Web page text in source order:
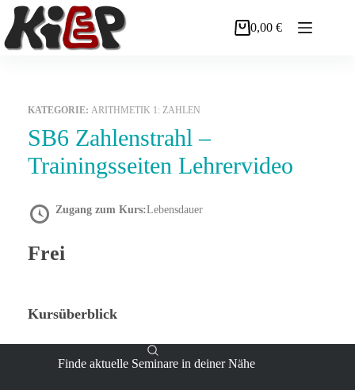
Zum
Inhalt
springen
Warenkorb
0,00€
KATEGORIE: ARITHMETIK 1: ZAHLEN
SB6 Zahlenstrahl –
Trainingsseiten Lehrervideo
Zugang zum Kurs:Lebensdauer
Frei
Kursüberblick
Finde aktuelle Seminare in deiner Nähe